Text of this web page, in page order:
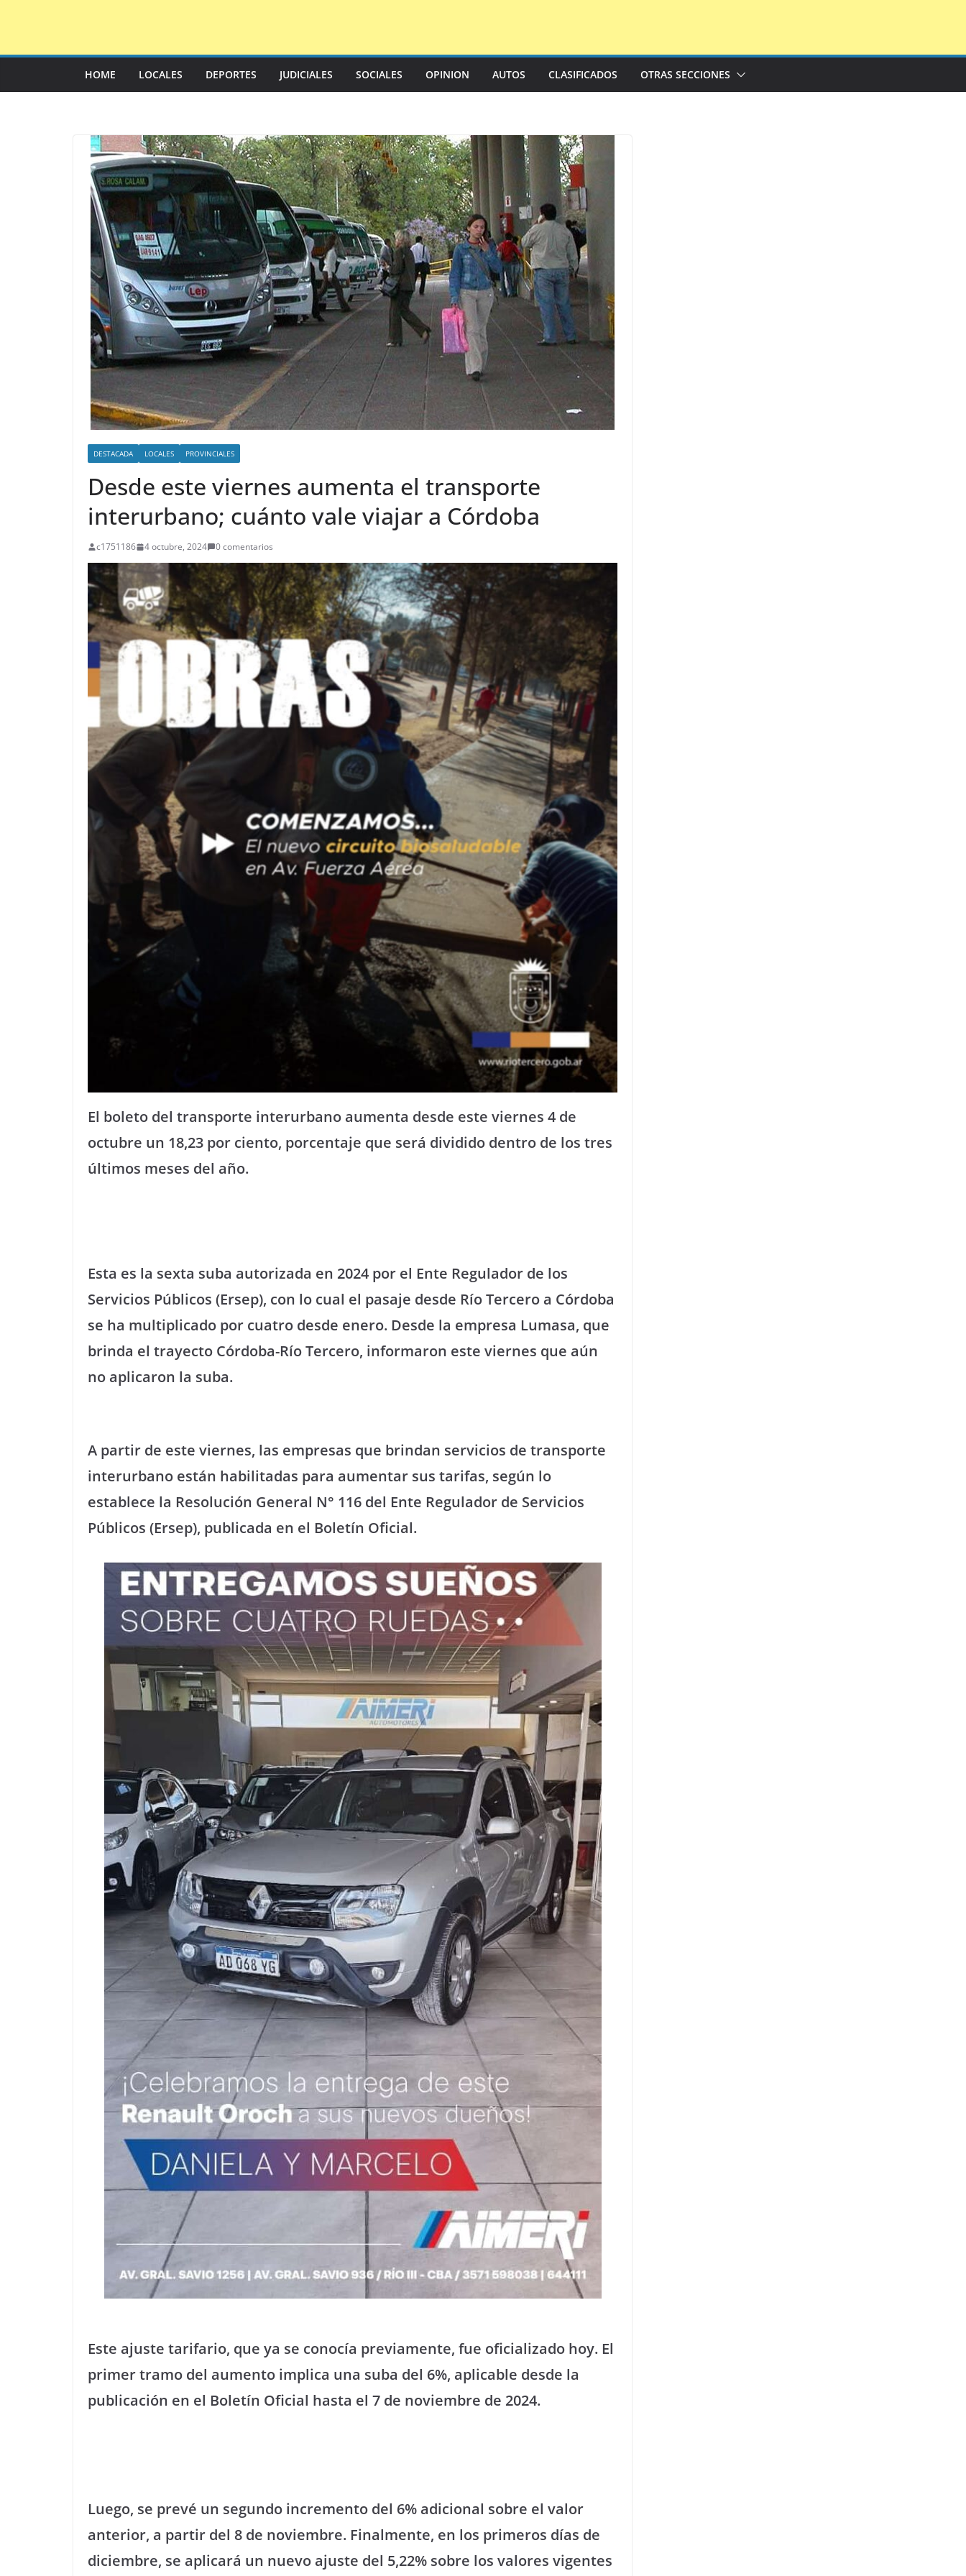
HOME LOCALES DEPORTES JUDICIALES SOCIALES OPINION AUTOS CLASIFICADOS OTRAS SECCIONES
DESTACADA LOCALES PROVINCIALES
Desde este viernes aumenta el transporte
interurbano; cuánto vale viajar a Córdoba
c1751186 4 octubre, 2024 0 comentarios
El boleto del transporte interurbano aumenta desde este viernes 4 de
octubre un 18,23 por ciento, porcentaje que será dividido dentro de los tres
últimos meses del año.
Esta es la sexta suba autorizada en 2024 por el Ente Regulador de los
Servicios Públicos (Ersep), con lo cual el pasaje desde Río Tercero a Córdoba
se ha multiplicado por cuatro desde enero. Desde la empresa Lumasa, que
brinda el trayecto Córdoba-Río Tercero, informaron este viernes que aún
no aplicaron la suba.
A partir de este viernes, las empresas que brindan servicios de transporte
interurbano están habilitadas para aumentar sus tarifas, según lo
establece la Resolución General N° 116 del Ente Regulador de Servicios
Públicos (Ersep), publicada en el Boletín Oficial.
Este ajuste tarifario, que ya se conocía previamente, fue oficializado hoy. El
primer tramo del aumento implica una suba del 6%, aplicable desde la
publicación en el Boletín Oficial hasta el 7 de noviembre de 2024.
Luego, se prevé un segundo incremento del 6% adicional sobre el valor
anterior, a partir del 8 de noviembre. Finalmente, en los primeros días de
diciembre, se aplicará un nuevo ajuste del 5,22% sobre los valores vigentes